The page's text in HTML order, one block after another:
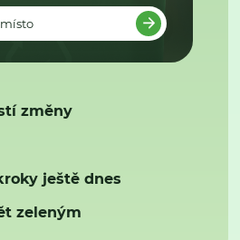
změny
ještě dnes
zeleným